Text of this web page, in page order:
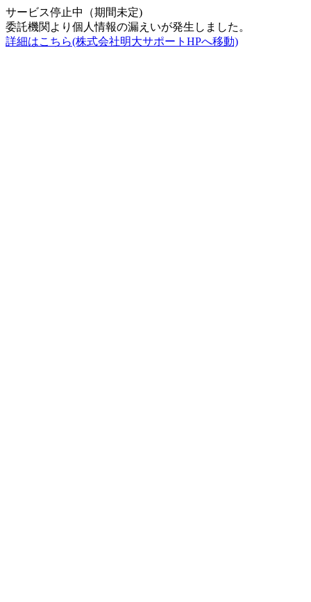
サービス停止中（期間未定)
委託機関より個人情報の漏えいが発生しました。
詳細はこちら(株式会社明大サポートHPへ移動)